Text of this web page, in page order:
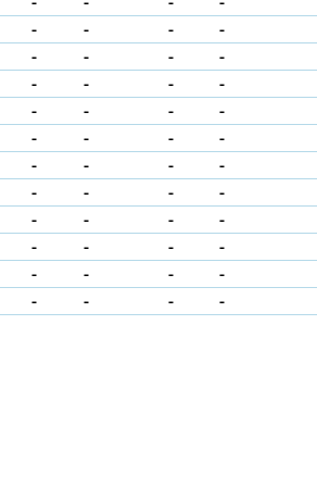
- - - -
- - - -
- - - -
- - - -
- - - -
- - - -
- - - -
- - - -
- - - -
- - - -
- - - -